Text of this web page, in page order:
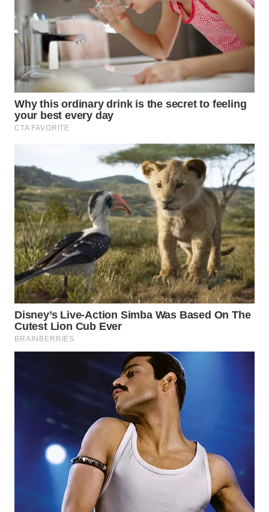
WN
LIKUPANG
WN
LABUANBAJO
WN
BORNEO
Group
WAHANA
NEWS
WAHANA
TANI
WAHANA
ADVOKAT
WAHANA
INFRASTRUKTUR
WAHANA
WAHANA
TRAVEL